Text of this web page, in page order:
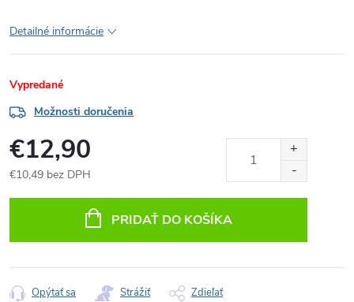
Detailné informácie
Vypredané
Možnosti doručenia
€12,90
€10,49 bez DPH
PRIDAŤ DO KOŠÍKA
Opýtať sa Strážiť Zdieľať